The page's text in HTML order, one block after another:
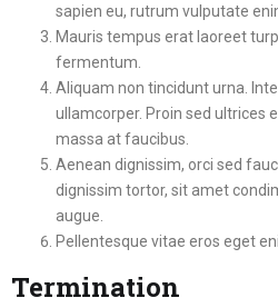
sapien eu, rutrum vulputate
Mauris tempus erat laoreet
fermentum.
Aliquam non tincidunt urna.
ullamcorper. Proin sed ultrices
massa at faucibus.
Aenean dignissim, orci sed
dignissim tortor, sit amet
augue.
Pellentesque vitae eros eget
Termination